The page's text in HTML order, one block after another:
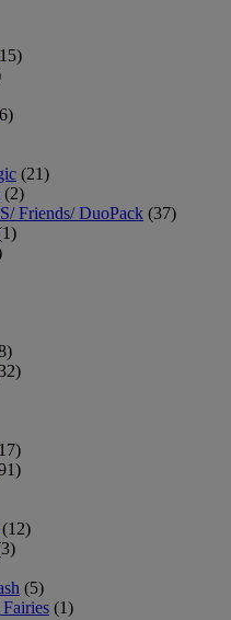
(21)
(2)
Friends/ DuoPack (37)
(12)
(5)
(1)